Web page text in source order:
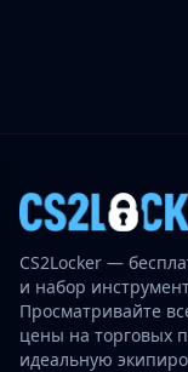
CS2Locker —
и набор
Просматривайте
цены на торговых
идеальную